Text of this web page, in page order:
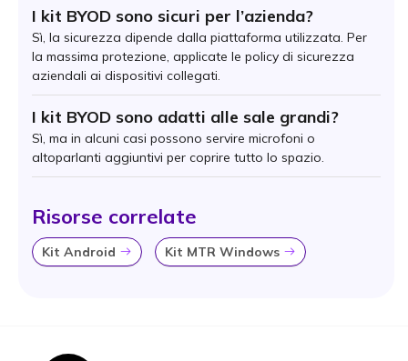
I kit BYOD sono sicuri per l’azienda?
Sì, la sicurezza dipende dalla piattaforma utilizzata. Per
la massima protezione, applicate le policy di sicurezza
aziendali ai dispositivi collegati.
I kit BYOD sono adatti alle sale grandi?
Sì, ma in alcuni casi possono servire microfoni o
altoparlanti aggiuntivi per coprire tutto lo spazio.
Risorse correlate
Kit Android Icon Kit MTR Windows Icon